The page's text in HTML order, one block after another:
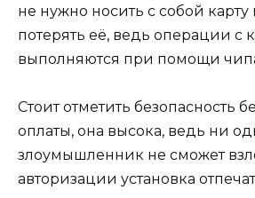
не нужно носить с собой карту
потерять её, ведь операции с
выполняются при помощи чипа
Стоит отметить безопасность
оплаты, она высока, ведь ни
злоумышленник не сможет
авторизации установка